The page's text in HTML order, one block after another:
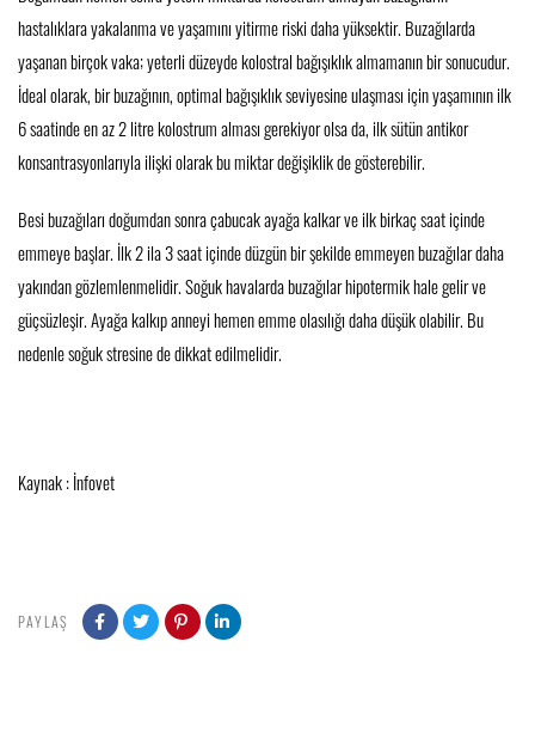
hastalıklara yakalanma ve yaşamını yitirme riski daha yüksektir. Buzağılarda
yaşanan birçok vaka; yeterli düzeyde kolostral bağışıklık almamanın bir sonucudur.
İdeal olarak, bir buzağının, optimal bağışıklık seviyesine ulaşması için yaşamının ilk
6 saatinde en az 2 litre kolostrum alması gerekiyor olsa da, ilk sütün antikor
konsantrasyonlarıyla ilişki olarak bu miktar değişiklik de gösterebilir.
Besi buzağıları doğumdan sonra çabucak ayağa kalkar ve ilk birkaç saat içinde
emmeye başlar. İlk 2 ila 3 saat içinde düzgün bir şekilde emmeyen buzağılar daha
yakından gözlemlenmelidir. Soğuk havalarda buzağılar hipotermik hale gelir ve
güçsüzleşir. Ayağa kalkıp anneyi hemen emme olasılığı daha düşük olabilir. Bu
nedenle soğuk stresine de dikkat edilmelidir.
Kaynak :İnfovet
PAYLAŞ